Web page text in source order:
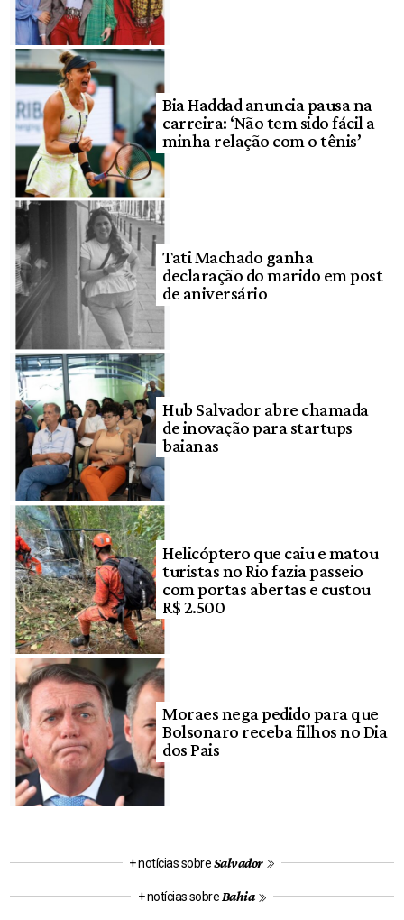
Bia Haddad anuncia pausa na
carreira: ‘Não tem sido fácil a
minha relação com o tênis’
Tati Machado ganha
declaração do marido em post
de aniversário
Hub Salvador abre chamada
de inovação para startups
baianas
Helicóptero que caiu e matou
turistas no Rio fazia passeio
com portas abertas e custou
R$ 2.500
Moraes nega pedido para que
Bolsonaro receba filhos no Dia
dos Pais
+ notícias sobreSalvador
+ notícias sobre Bahia